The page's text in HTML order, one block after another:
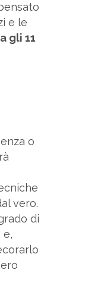
e le
gli 11
o
vero.
di
e,